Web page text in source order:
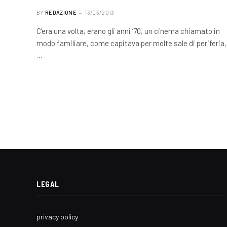
BY REDAZIONE 13/03/2013
C’era una volta, erano gli anni ’70, un cinema chiamato in
modo familiare, come capitava per molte sale di periferia,
…
LEGAL
privacy policy